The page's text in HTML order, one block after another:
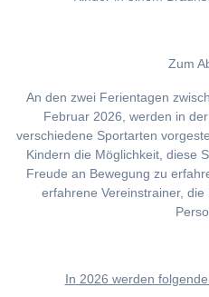
Zum
An den zwei Ferientagen
Februar 2026, werden in
verschiedene Sportarten
Kindern die Möglichkeit, diese
Freude an Bewegung zu
erfahrene Vereinstrainer,
In 2026 werden